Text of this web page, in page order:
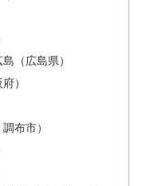
（広島県）
）
布市）